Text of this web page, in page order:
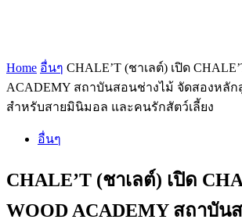
Home อื่นๆ CHALE’T (ชาเลต์) เปิด
ACADEMY สถาบันสอนช่างไม้ จัดสองหลัก
สำหรับสายมินิมอล และคนรักสัตว์เลี้ยง
อื่นๆ
CHALE’T (ชาเลต์) เปิด
WOOD ACADEMY สถาบัน